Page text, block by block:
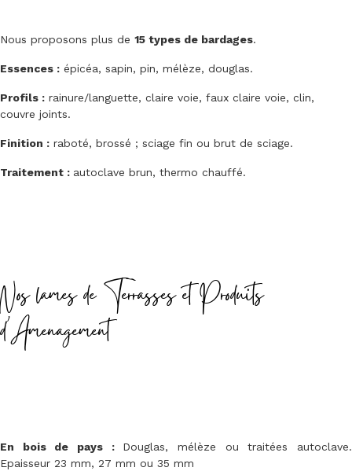
Nous proposons plus de 15 types de bardages.
Essences : épicéa, sapin, pin, mélèze, douglas.
Profils : rainure/languette, claire voie, faux claire voie, clin,
couvre joints.
Finition : raboté, brossé ; sciage fin ou brut de sciage.
Traitement : autoclave brun, thermo chauffé.
Nos lames de Terrasses et Produits
d'Amenagement
En bois de pays : Douglas, mélèze ou traitées autoclave.
Epaisseur 23 mm, 27 mm ou 35 mm